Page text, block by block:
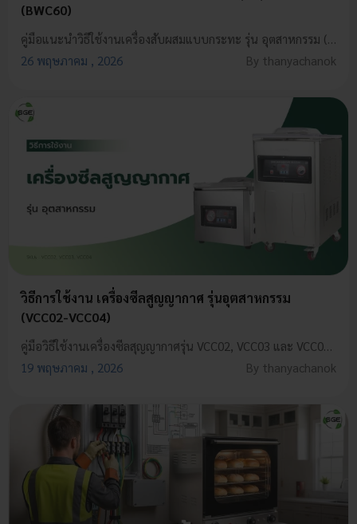
(BWC60)
26 พฤษภาคม , 2026
By thanyachanok
วิธีการใช้งาน เครื่องซีลสูญญากาศ รุ่นอุตสาหกรรม
(VCC02-VCC04)
19 พฤษภาคม , 2026
By thanyachanok